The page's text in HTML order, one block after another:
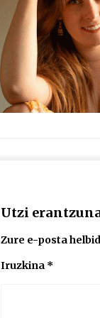
2026/
saioa
2026/
Utzi
Zure e-posta
Iruzkina *